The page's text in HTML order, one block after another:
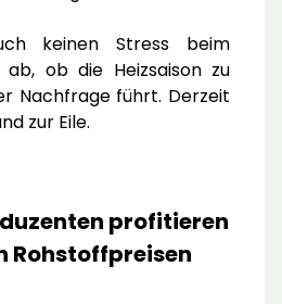
keinen Stress beim
ab, ob die Heizsaison zu
Nachfrage führt. Derzeit
zur Eile.
profitieren
Rohstoffpreisen